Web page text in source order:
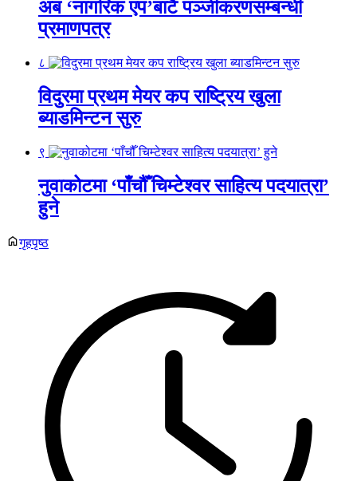
अब ‘नागरिक एप’बाटै पञ्जीकरणसम्बन्धी
प्रमाणपत्र
८
विदुरमा प्रथम मेयर कप राष्ट्रिय खुला
ब्याडमिन्टन सुरु
९
नुवाकोटमा ‘पाँचौँ चिम्टेश्वर साहित्य पदयात्रा’
हुने
गृहपृष्ठ